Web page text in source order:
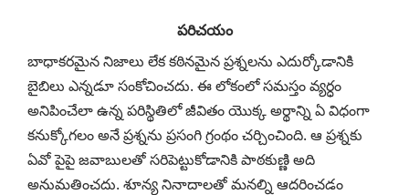
పరిచయం
బాధాకరమైన నిజాలు లేక కఠినమైన ప్రశ్నలను ఎదుర్కోడానికి
బైబిలు ఎన్నడూ సంకోచించదు. ఈ లోకంలో సమస్తం వ్యర్ధం
అనిపించేలా ఉన్న పరిస్థితిలో జీవితం యొక్క అర్థాన్ని ఏ విధంగా
కనుక్కోగలం అనే ప్రశ్నను ప్రసంగి గ్రంథం చర్చించింది. ఆ ప్రశ్నకు
ఏవో పైపై జవాబులతో సరిపెట్టుకోడానికి పాఠకుణ్ణి అది
అనుమతించదు. శూన్య నినాదాలతో మనల్ని ఆదరించడం